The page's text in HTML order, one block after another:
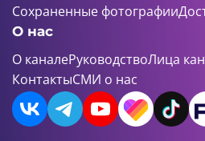
Сохраненные фотографии
О нас
О каналеРуководствоЛица
КонтактыСМИ о нас